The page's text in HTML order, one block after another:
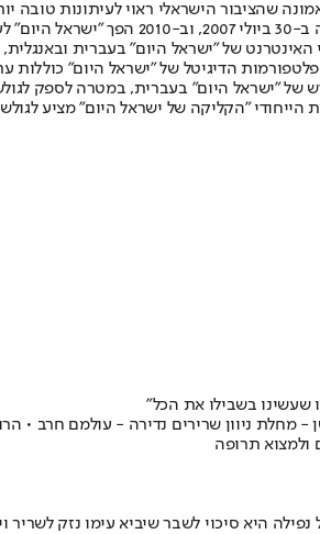
שהציבור הישראלי ראוי לעיתונות טובה
תשלום. המהדורה המודפסת
הדיגיטל של "ישראל היום" כוללות
החדש של "ישראל היום" בעברית, במטרה
הייחודי "הקליקה של ישראל היום" מציע
שעשינו בשבילו את הכל"
- מחלת ניוון שרירים נדירה - עולמם חרב
ולמצוא תרופה
נפילה היא סיכוי לשבר שיביא עימו נזק